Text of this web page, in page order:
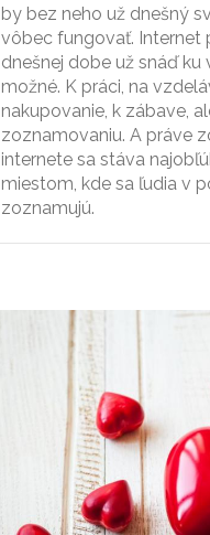
by bez neho už dnešný
vôbec fungovať. Internet
dnešnej dobe už snáď ku
možné. K práci, na
nakupovanie, k zábave,
zoznamovaniu. A práve
internete sa stáva
miestom, kde sa ľudia v
zoznamujú.